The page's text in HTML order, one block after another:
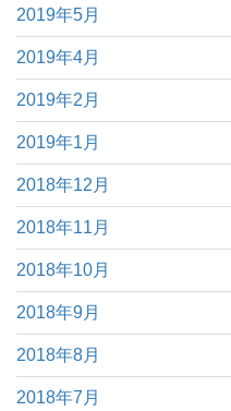
2019年5月
2019年4月
2019年2月
2019年1月
2018年12月
2018年11月
2018年10月
2018年9月
2018年8月
2018年7月